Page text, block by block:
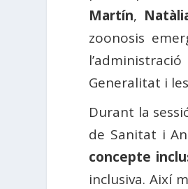
Martín,
zoonosis
Generalitat i
Durant la
de Sanitat i
concepte
inclusiva. Així